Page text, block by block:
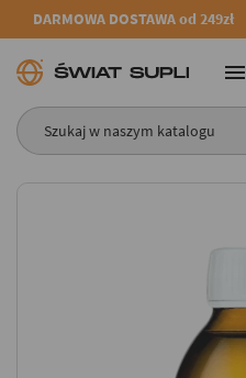
DARMOWA DOSTAWA od 249zł
